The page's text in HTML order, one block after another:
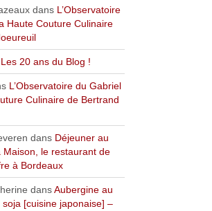
dans L’Observatoire
Haute Couture Culinaire
Les 20 ans du Blog !
L’Observatoire du Gabriel
Culinaire de Bertrand
dans Déjeuner au
Maison, le restaurant de
à Bordeaux
dansAubergine au
[cuisine japonaise] –